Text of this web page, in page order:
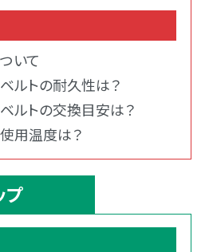
いて
ルトの耐久性は？
ルトの交換目安は？
用温度は？
プ